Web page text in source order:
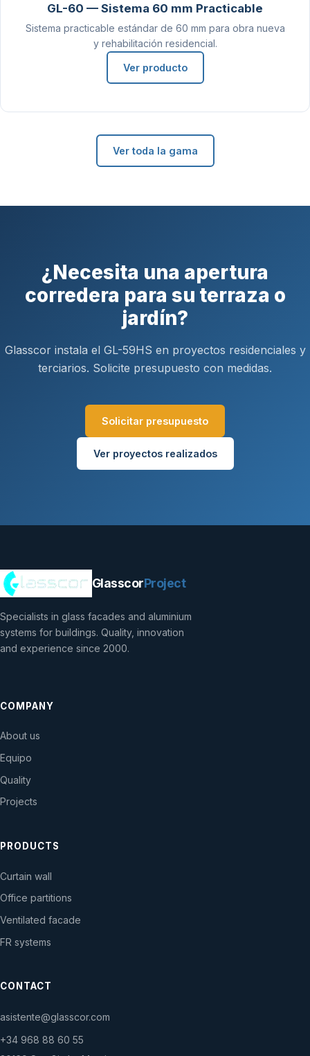
GL-60 — Sistema 60 mm Practicable
Sistema practicable estándar de 60 mm para obra nueva
y rehabilitación residencial.
Ver producto
Ver toda la gama
¿Necesita una apertura
corredera para su terraza o
jardín?
Glasscor instala el GL-59HS en proyectos residenciales y
terciarios. Solicite presupuesto con medidas.
Solicitar presupuesto
Ver proyectos realizados
GlasscorProject
Specialists in glass facades and aluminium
systems for buildings. Quality, innovation
and experience since 2000.
COMPANY
About us
Equipo
Quality
Projects
PRODUCTS
Curtain wall
Office partitions
Ventilated facade
FR systems
CONTACT
asistente@glasscor.com
+34 968 88 60 55